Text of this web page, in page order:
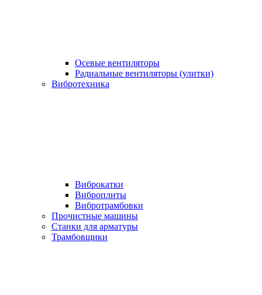
Осевые вентиляторы
Радиальные вентиляторы (улитки)
Вибротехника
Виброкатки
Виброплиты
Вибротрамбовки
Прочистные машины
Станки для арматуры
Трамбовщики